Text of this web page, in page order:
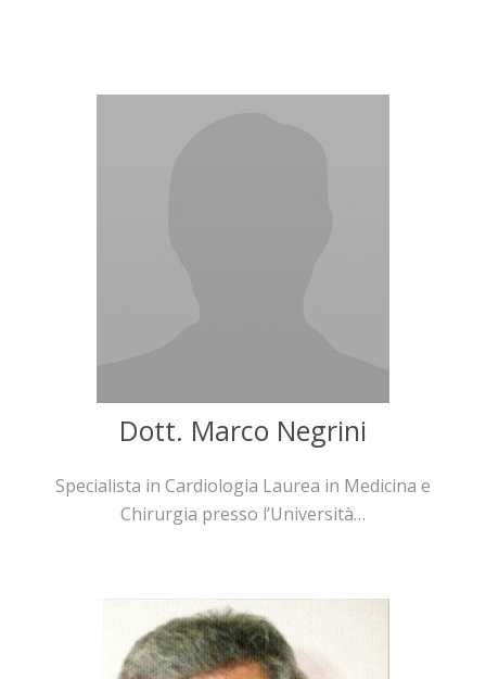
Dott. Marco Negrini
Specialista in Cardiologia Laurea in Medicina e
Chirurgia presso l’Università…